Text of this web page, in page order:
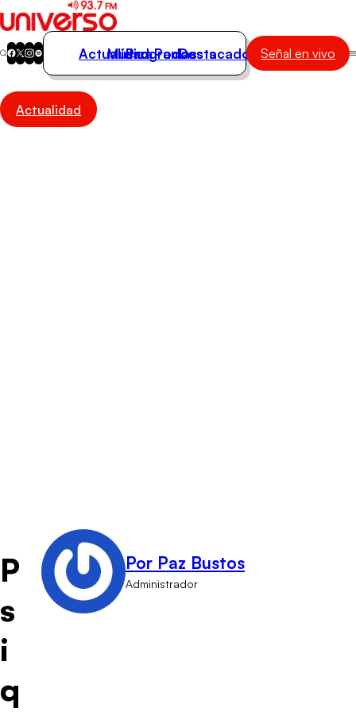
Actualidad
Música
Actualidad
Música
Programas
Podcasts
Destacados Señal en vivo
Actualidad
P
s
i
q
Por Paz Bustos
Administrador